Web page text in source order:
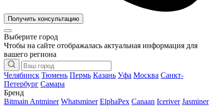
Получить консультацию
Выберите город
Чтобы на сайте отображалась актуальная информация для
вашего региона
Челябинск Тюмень Пермь Казань Уфа Москва Санкт-
Петербург Самара
Бренд
Bitmain Antminer Whatsminer ElphaPex Canaan Iceriver Jasminer